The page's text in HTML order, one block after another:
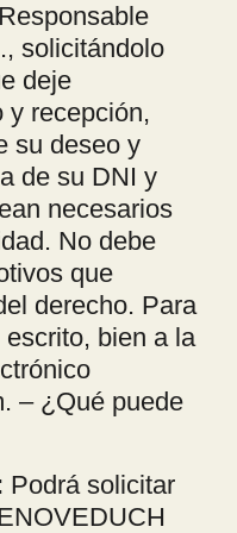
solicitándolo
deje
y recepción,
su deseo y
de su DNI y
necesarios
No debe
que
derecho. Para
bien a la
– ¿Qué puede
Podrá solicitar